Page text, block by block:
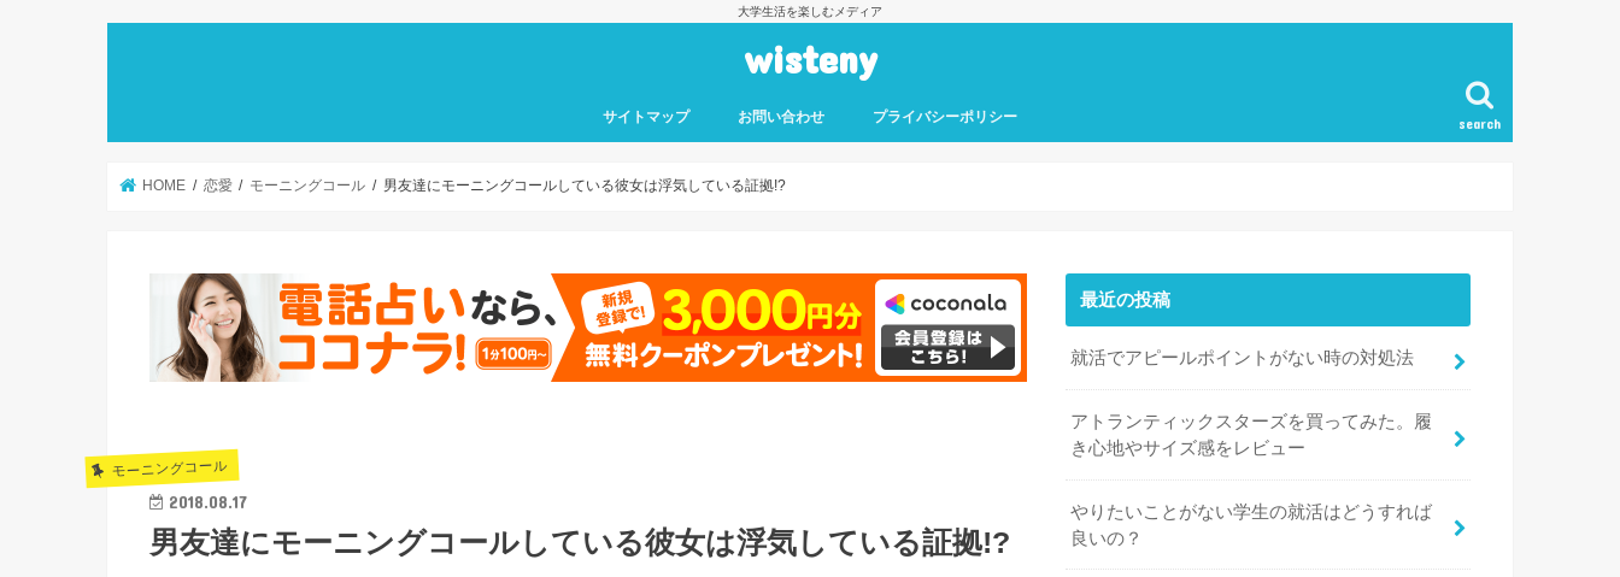
大学生活を楽しむメディア
wisteny
search
サイトマップ お問い合わせ プライバシーポリシー
HOME 恋愛 モーニングコール 男友達にモーニングコールしている彼女は浮気している証拠!?
モーニングコール
2018.08.17
男友達にモーニングコールしている彼女は浮気している証拠!?
最近の投稿
就活でアピールポイントがない時の対処法
アトランティックスターズを買ってみた。履
き心地やサイズ感をレビュー
やりたいことがない学生の就活はどうすれば
良いの？